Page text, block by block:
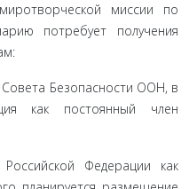
миссии по
потребует получения
Безопасности ООН, в
как постоянный член
Федерации как